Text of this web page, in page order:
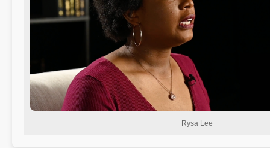
Rysa Lee